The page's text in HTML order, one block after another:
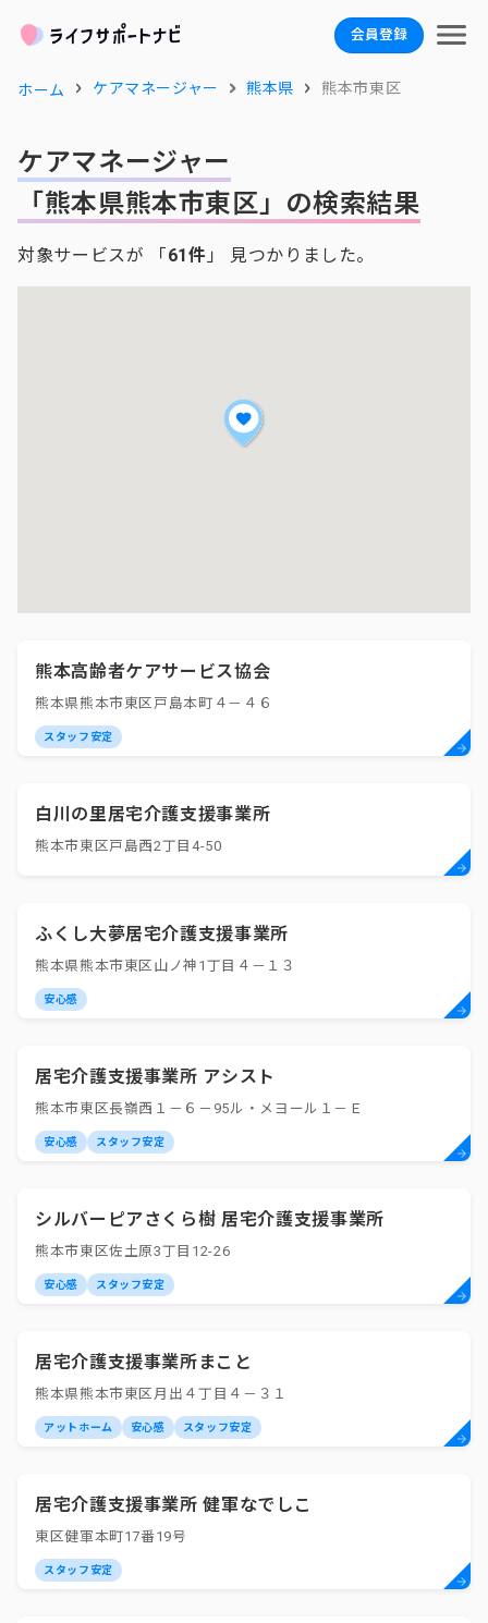
会員登録
ホーム ケアマネージャー 熊本県 熊本市東区
ケアマネージャー
「熊本県熊本市東区」の検索結果
対象サービスが 「61件 」 見つかりました。
熊本高齢者ケアサービス協会
熊本県熊本市東区戸島本町４－４６
スタッフ安定
白川の里居宅介護支援事業所
熊本市東区戸島西2丁目4-50
ふくし大夢居宅介護支援事業所
熊本県熊本市東区山ノ神1丁目４－１３
安心感
居宅介護支援事業所 アシスト
熊本市東区長嶺西１－６－95ル・メヨール１－Ｅ
安心感 スタッフ安定
シルバーピアさくら樹 居宅介護支援事業所
熊本市東区佐土原3丁目12-26
安心感 スタッフ安定
居宅介護支援事業所まこと
熊本県熊本市東区月出４丁目４－３１
アットホーム 安心感 スタッフ安定
居宅介護支援事業所 健軍なでしこ
東区健軍本町17番19号
スタッフ安定